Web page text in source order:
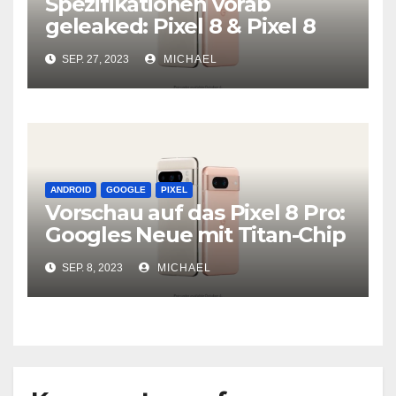
geleaked: Pixel 8 & Pixel 8
ProSEP. 27, 2023 MICHAEL
ANDROID GOOGLE PIXEL
Vorschau auf das Pixel 8 Pro:
Googles Neue mit Titan-Chip
und Leistungsoptionen
SEP. 8, 2023 MICHAEL